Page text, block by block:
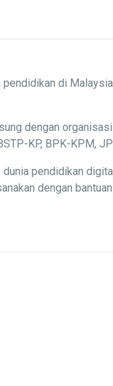
di
dengan
KP, BPK-KPM,
pendidikan
dengan